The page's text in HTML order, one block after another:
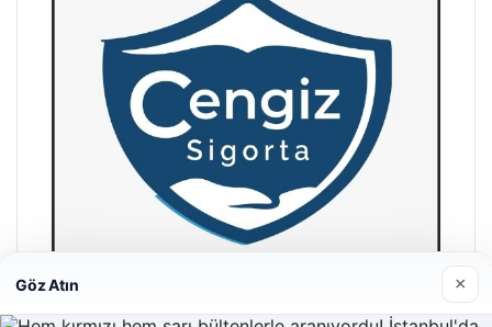
Göz Atın ×